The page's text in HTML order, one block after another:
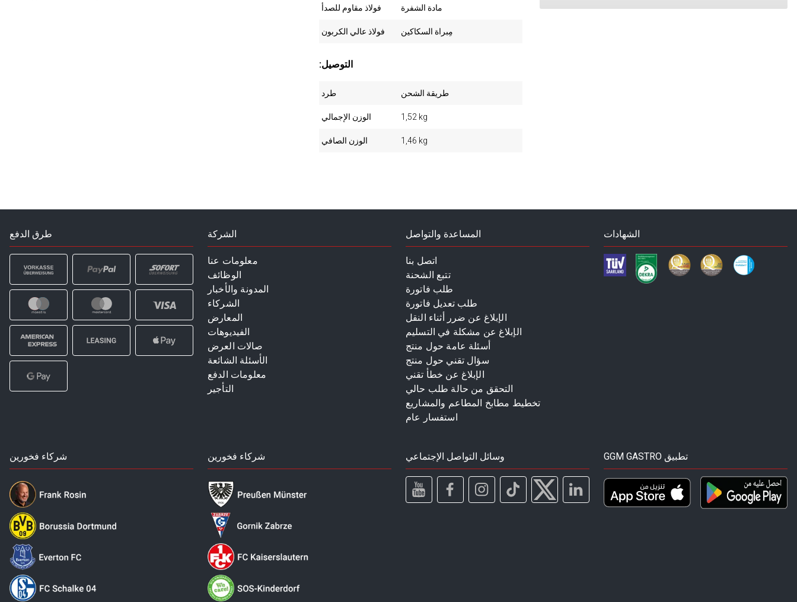
فولاذ مقاوم للصدأ مادة الشفرة
فولاذ عالي الكربون مِبراة السكاكين
:التوصيل
طرد طريقة الشحن
الوزن الإجمالي 1,52 kg
الوزن الصافي 1,46 kg
طرق الدفع الشركة
معلومات عنا
الوظائف
المدونة والأخبار
الشركاء
المعارض
الفيديوهات
صالات العرض
الأسئلة الشائعة
معلومات الدفع
التأجير
المساعدة والتواصل
اتصل بنا
تتبع الشحنة
طلب فاتورة
طلب تعديل فاتورة
الإبلاغ عن ضرر أثناء النقل
الإبلاغ عن مشكلة في التسليم
أسئلة عامة حول منتج
سؤال تقني حول منتج
الإبلاغ عن خطأ تقني
التحقق من حالة طلب حالي
تخطيط مطابخ المطاعم والمشاريع
استفسار عام
الشهادات
شركاء فخورين شركاء فخورين وسائل التواصل الإجتماعي GGM GASTRO تطبيق